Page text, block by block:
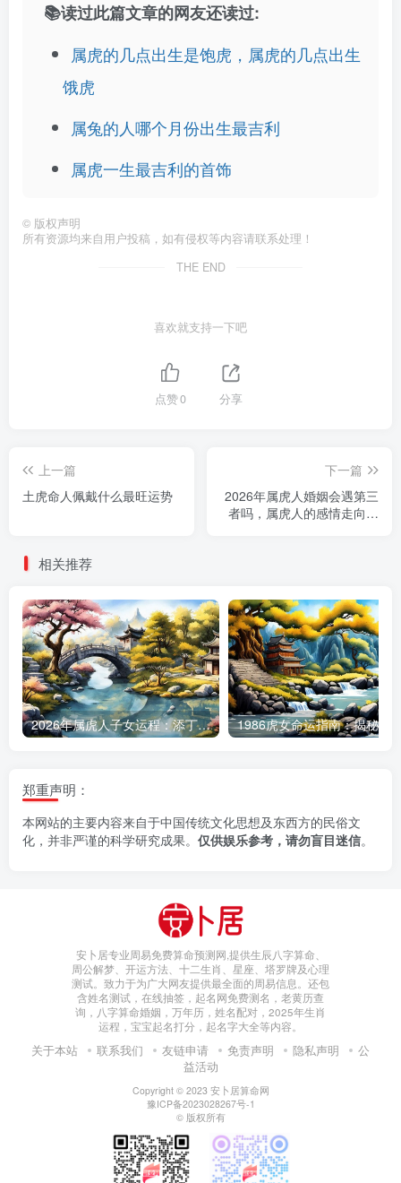
📚读过此篇文章的网友还读过:
属虎的几点出生是饱虎，属虎的几点出生
饿虎
属兔的人哪个月份出生最吉利
属虎一生最吉利的首饰
© 版权声明
所有资源均来自用户投稿，如有侵权等内容请联系处理！
THE END
喜欢就支持一下吧
点赞0 分享
上一篇
土虎命人佩戴什么最旺运势
下一篇
2026年属虎人婚姻会遇第三
者吗，属虎人的感情走向解
相关推荐
2026年属虎人子女运程：添丁之喜何时降临
郑重声明：
本网站的主要内容来自于中国传统文化思想及东西方的民俗文
化，并非严谨的科学研究成果。 仅供娱乐参考，请勿盲目迷信。
安卜居专业周易免费算命预测网,提供生辰八字算命、
周公解梦、开运方法、十二生肖、星座、塔罗牌及心理
测试。致力于为广大网友提供最全面的周易信息。还包
含姓名测试，在线抽签，起名网免费测名，老黄历查
询，八字算命婚姻，万年历，姓名配对，2025年生肖
运程，宝宝起名打分，起名字大全等内容。
关于本站 联系我们 友链申请 免责声明 隐私声明
公
益活动
Copyright © 2023 安卜居算命网
豫ICP备2023028267号-1
© 版权所有